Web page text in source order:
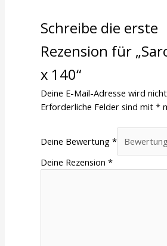
Schreibe die erste
Rezension für
x 140“
Deine E-Mail-Adresse wird
Erforderliche Felder sind mit*
Deine Bewertung*
Deine Rezension*